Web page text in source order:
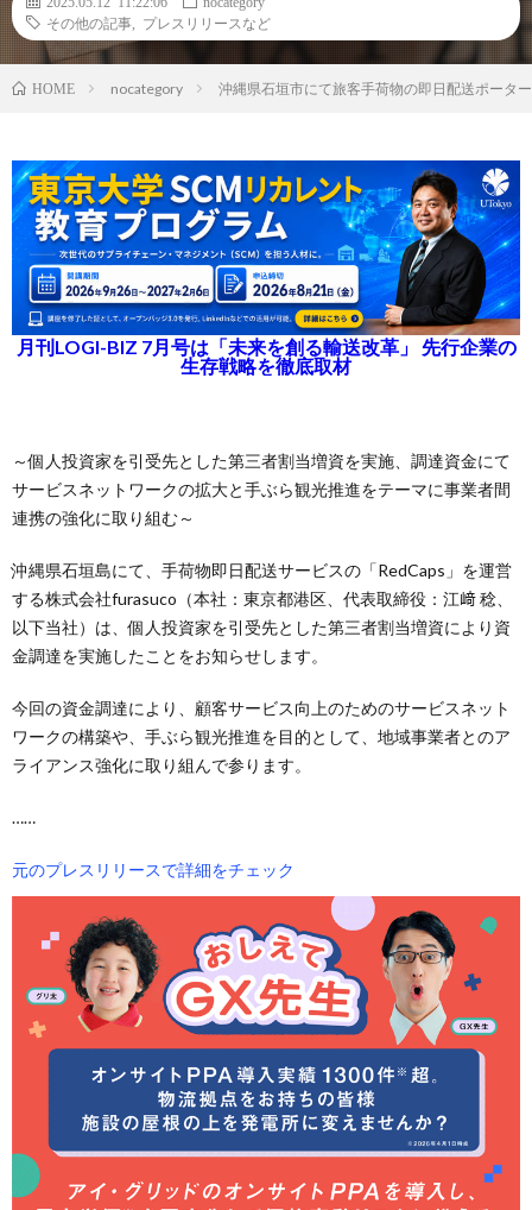
その他の記事
プレスリリースなど
HOME nocategory 沖縄県石垣市にて旅客手荷物の即日配送ポータ
月刊LOGI-BIZ 7月号は「未来を創る輸送改革」 先行企業の
生存戦略を徹底取材
～個人投資家を引受先とした第三者割当増資を実施、調達資金にて
サービスネットワークの拡大と手ぶら観光推進をテーマに事業者間
連携の強化に取り組む～
沖縄県石垣島にて、手荷物即日配送サービスの「RedCaps」を運営
する株式会社furasuco（本社：東京都港区、代表取締役：江﨑 稔、
以下当社）は、個人投資家を引受先とした第三者割当増資により資
金調達を実施したことをお知らせします。
今回の資金調達により、顧客サービス向上のためのサービスネット
ワークの構築や、手ぶら観光推進を目的として、地域事業者とのア
ライアンス強化に取り組んで参ります。
……
元のプレスリリースで詳細をチェック